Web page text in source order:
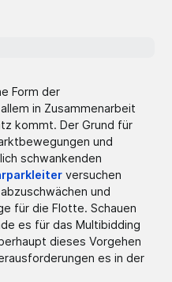
Form der
in Zusammenarbeit
kommt. Der Grund für
und
schwankenden
versuchen
und
für die Flotte. Schauen
es für das Multibidding
dieses Vorgehen
es in der